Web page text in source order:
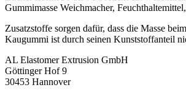
Gummimasse Weichmacher,
Zusatzstoffe sorgen dafür, dass die Masse
Kaugummi ist durch seinen Kunststoffanteil
AL Elastomer Extrusion GmbH
Göttinger Hof 9
30453 Hannover